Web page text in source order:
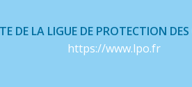
DE LA LIGUE DE PROTECTION
https://www.lpo.fr